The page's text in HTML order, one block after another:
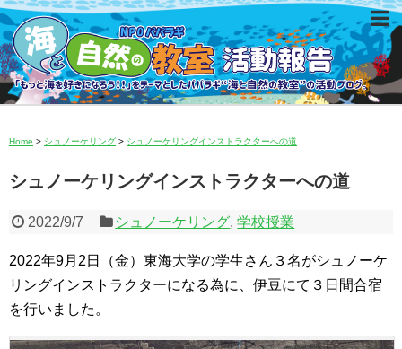
Home > シュノーケリング > シュノーケリングインストラクターへの道
シュノーケリングインストラクターへの道
2022/9/7 シュノーケリング,学校授業
2022年9月2日（金）東海大学の学生さん３名がシュノーケ
リングインストラクターになる為に、伊豆にて３日間合宿
を行いました。